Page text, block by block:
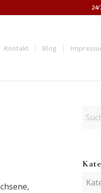
Kontakt Blog